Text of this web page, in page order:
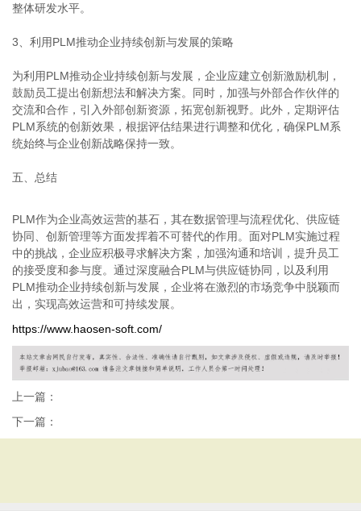
整体研发水平。
3、利用PLM推动企业持续创新与发展的策略
为利用PLM推动企业持续创新与发展，企业应建立创新激励机制，
鼓励员工提出创新想法和解决方案。同时，加强与外部合作伙伴的
交流和合作，引入外部创新资源，拓宽创新视野。此外，定期评估
PLM系统的创新效果，根据评估结果进行调整和优化，确保PLM系
统始终与企业创新战略保持一致。
五、总结
PLM作为企业高效运营的基石，其在数据管理与流程优化、供应链
协同、创新管理等方面发挥着不可替代的作用。面对PLM实施过程
中的挑战，企业应积极寻求解决方案，加强沟通和培训，提升员工
的接受度和参与度。通过深度融合PLM与供应链协同，以及利用
PLM推动企业持续创新与发展，企业将在激烈的市场竞争中脱颖而
出，实现高效运营和可持续发展。
https://www.haosen-soft.com/
上一篇：
下一篇：